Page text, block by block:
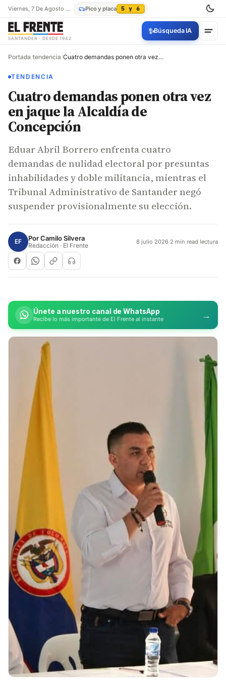
Viernes, 7 De Agosto De 2026 Pico y placa 5 y 6
SANTANDER · DESDE 1942
✨Búsqueda IA
Portada/tendencia/ Cuatro demandas ponen otra vez en jaque la Alcaldía de Concepción
TENDENCIA
Cuatro demandas ponen otra vez
en jaque la Alcaldía de
Concepción
Eduar Abril Borrero enfrenta cuatro
demandas de nulidad electoral por presuntas
inhabilidades y doble militancia, mientras el
Tribunal Administrativo de Santander negó
suspender provisionalmente su elección.
EF PorCamilo Silvera
Redacción · El Frente 8 julio 2026·2 min read lectura
Únete a nuestro canal de WhatsApp
Recibe lo más importante de El Frente al instante →